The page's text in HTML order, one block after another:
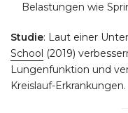
Belastungen wie
Studie: Laut einer
School (2019)
Lungenfunktion und
Kreislauf-Erkrankungen.